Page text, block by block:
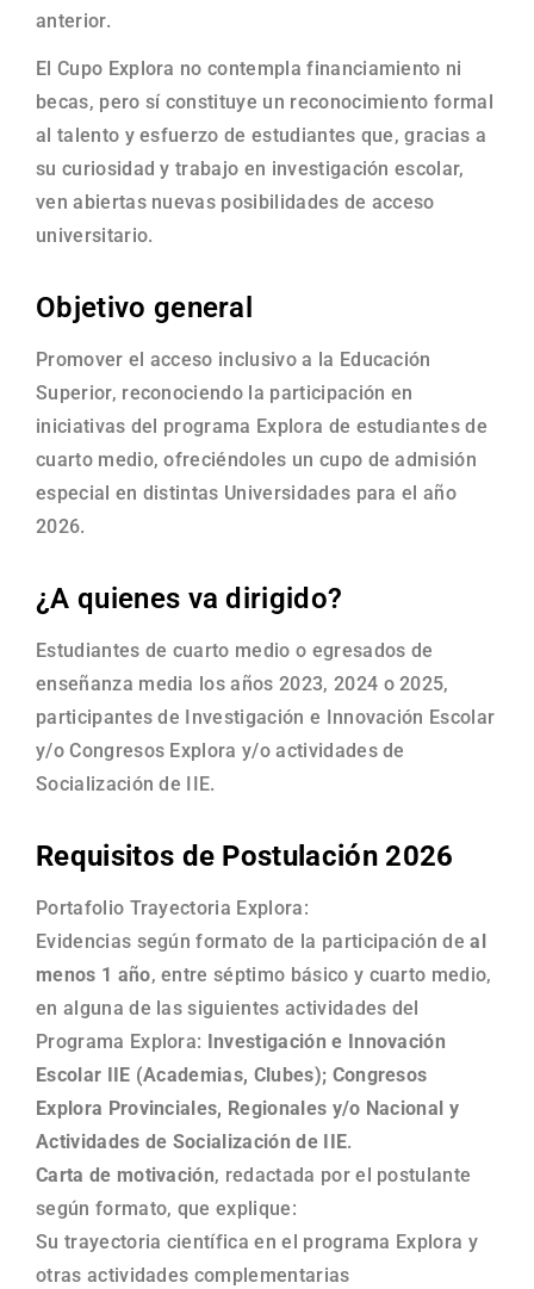
anterior.
El Cupo Explora no contempla financiamiento ni
becas, pero sí constituye un reconocimiento formal
al talento y esfuerzo de estudiantes que, gracias a
su curiosidad y trabajo en investigación escolar,
ven abiertas nuevas posibilidades de acceso
universitario.
Objetivo general
Promover el acceso inclusivo a la Educación
Superior, reconociendo la participación en
iniciativas del programa Explora de estudiantes de
cuarto medio, ofreciéndoles un cupo de admisión
especial en distintas Universidades para el año
2026.
¿A quienes va dirigido?
Estudiantes de cuarto medio o egresados de
enseñanza media los años 2023, 2024 o 2025,
participantes de Investigación e Innovación Escolar
y/o Congresos Explora y/o actividades de
Socialización de IIE.
Requisitos de Postulación 2026
Portafolio Trayectoria Explora:
Evidencias según formato de la participación deal
menos 1 año, entre séptimo básico y cuarto medio,
en alguna de las siguientes actividades del
Programa Explora: Investigación e Innovación
Escolar IIE (Academias, Clubes); Congresos
Explora Provinciales, Regionales y/o Nacional y
Actividades de Socialización de IIE.
Carta de motivación, redactada por el postulante
según formato, que explique:
Su trayectoria científica en el programa Explora y
otras actividades complementarias